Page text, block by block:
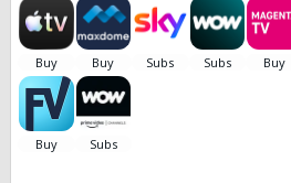
Kontakt